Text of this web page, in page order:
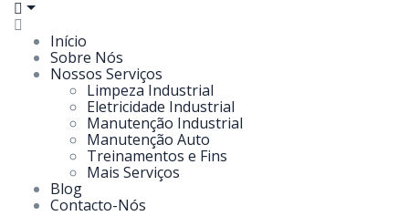
Início
Sobre Nós
Nossos Serviços
Limpeza Industrial
Eletricidade Industrial
Manutenção Industrial
Manutenção Auto
Treinamentos e Fins
Mais Serviços
Blog
Contacto-Nós